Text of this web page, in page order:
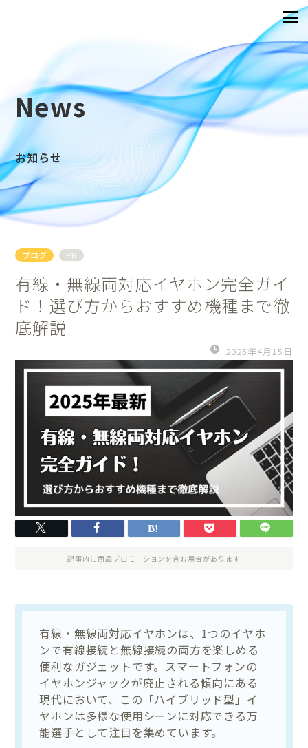
News
お知らせ
ブログ PR
有線・無線両対応イヤホン完全ガイ
ド！選び方からおすすめ機種まで徹
底解説
2025年4月15日
記事内に商品プロモーションを含む場合があります
有線・無線両対応イヤホンは、1つのイヤホ
ンで有線接続と無線接続の両方を楽しめる
便利なガジェットです。スマートフォンの
イヤホンジャックが廃止される傾向にある
現代において、この「ハイブリッド型」イ
ヤホンは多様な使用シーンに対応できる万
能選手として注目を集めています。